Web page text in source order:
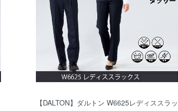
【DALTON】ダルトン W6625レディススラッ